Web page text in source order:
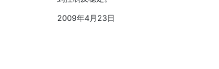
2009年4月23日